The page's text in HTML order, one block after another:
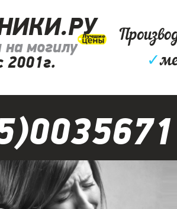
могилу
2001г.
✓